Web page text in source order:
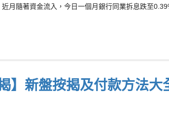
月隨著資金流入，今日一個月銀行同業拆息跌至
】新盤按揭及付款方法大